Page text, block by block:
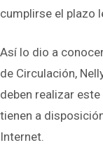
cumplirse el plazo
Así lo dio a
de Circulación,
deben realizar
tienen a
Internet.